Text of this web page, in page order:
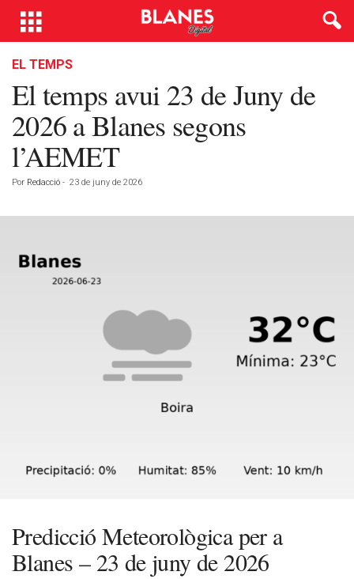
EL TEMPS
El temps avui 23 de Juny de
2026 a Blanes segons
l’AEMET
Por Redacció - 23 de juny de 2026
Predicció Meteorològica per a
Blanes – 23 de juny de 2026